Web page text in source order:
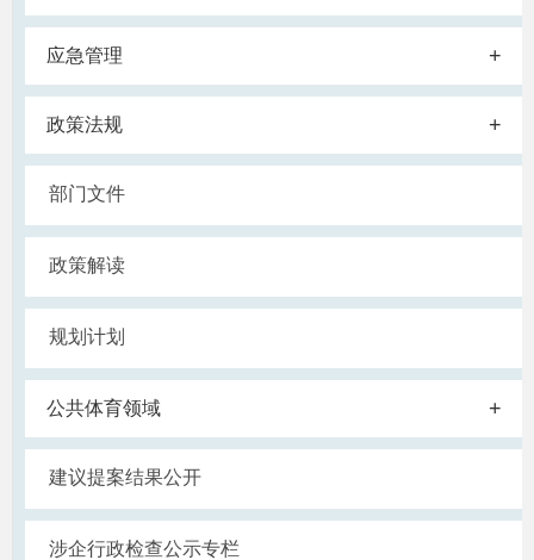
应急管理 +
政策法规 +
部门文件
政策解读
规划计划
公共体育领域 +
建议提案结果公开
涉企行政检查公示专栏